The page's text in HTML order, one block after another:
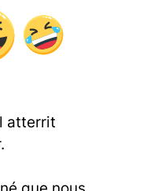
atterrit